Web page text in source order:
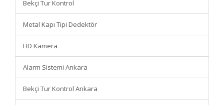
Bekçi Tur Kontrol
Metal Kapı Tipi Dedektör
HD Kamera
Alarm Sistemi Ankara
Bekçi Tur Kontrol Ankara